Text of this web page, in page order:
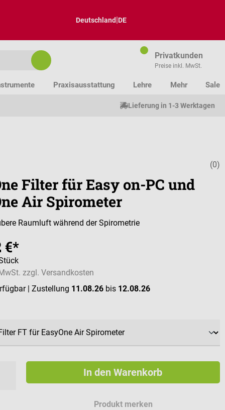
Deutschland|DE
Privatkunden
Preise inkl. MwSt.
Praxisausstattung Lehre Mehr Sale
Lieferung in 1-3 Werktagen
(0)
Filter für Easy on-PC und
Air Spirometer
Raumluft während der Spirometrie
€*
zzgl. Versandkosten
| Zustellung 11.08.26 bis 12.08.26
In den Warenkorb
Produkt merken